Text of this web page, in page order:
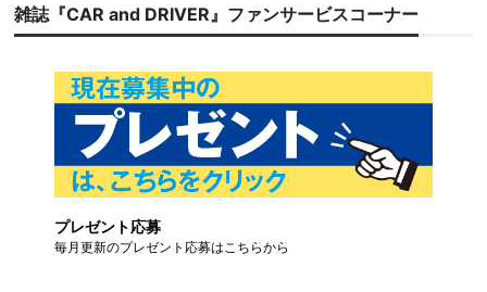
雑誌『CAR and DRIVER』ファンサービスコーナー
プレゼント応募
毎月更新のプレゼント応募はこちらから